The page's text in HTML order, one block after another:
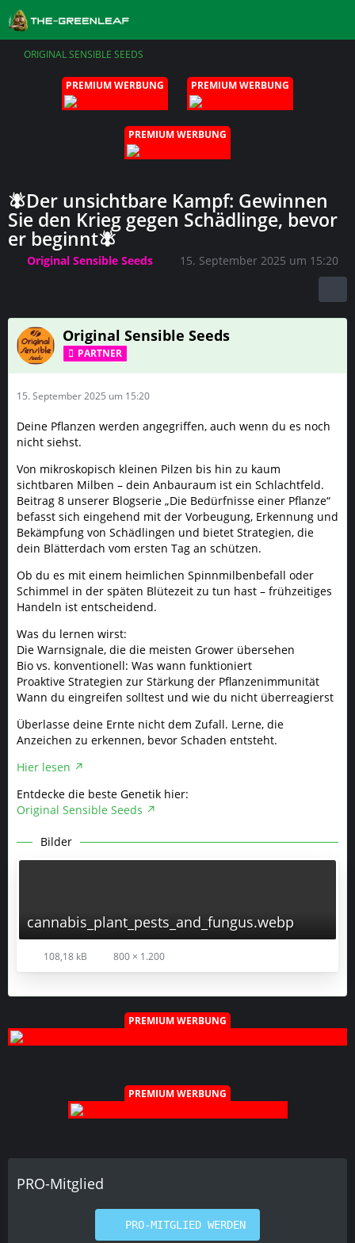
ORIGINAL SENSIBLE SEEDS
PREMIUM WERBUNG PREMIUM WERBUNG
PREMIUM WERBUNG
🪰Der unsichtbare Kampf: Gewinnen
Sie den Krieg gegen Schädlinge, bevor
er beginnt🪰
Original Sensible Seeds 15. September 2025 um 15:20
Original Sensible Seeds
PARTNER
15. September 2025 um 15:20
Deine Pflanzen werden angegriffen, auch wenn du es noch
nicht siehst.
Von mikroskopisch kleinen Pilzen bis hin zu kaum
sichtbaren Milben – dein Anbauraum ist ein Schlachtfeld.
Beitrag 8 unserer Blogserie „Die Bedürfnisse einer Pflanze“
befasst sich eingehend mit der Vorbeugung, Erkennung und
Bekämpfung von Schädlingen und bietet Strategien, die
dein Blätterdach vom ersten Tag an schützen.
Ob du es mit einem heimlichen Spinnmilbenbefall oder
Schimmel in der späten Blütezeit zu tun hast – frühzeitiges
Handeln ist entscheidend.
Was du lernen wirst:
Die Warnsignale, die die meisten Grower übersehen
Bio vs. konventionell: Was wann funktioniert
Proaktive Strategien zur Stärkung der Pflanzenimmunität
Wann du eingreifen solltest und wie du nicht überreagierst
Überlasse deine Ernte nicht dem Zufall. Lerne, die
Anzeichen zu erkennen, bevor Schaden entsteht.
Hier lesen
Entdecke die beste Genetik hier:
Original Sensible Seeds
Bilder
cannabis_plant_pests_and_fungus.webp
108,18 kB 800 × 1.200
PREMIUM WERBUNG
PREMIUM WERBUNG
PRO-Mitglied
PRO-MITGLIED WERDEN